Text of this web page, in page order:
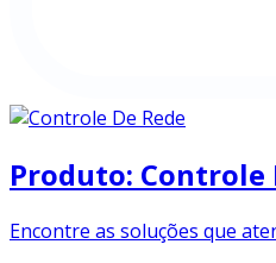
Produto: Controle
Encontre as soluções que